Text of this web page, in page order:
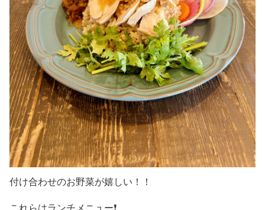
付け合わせのお野菜が嬉しい！！